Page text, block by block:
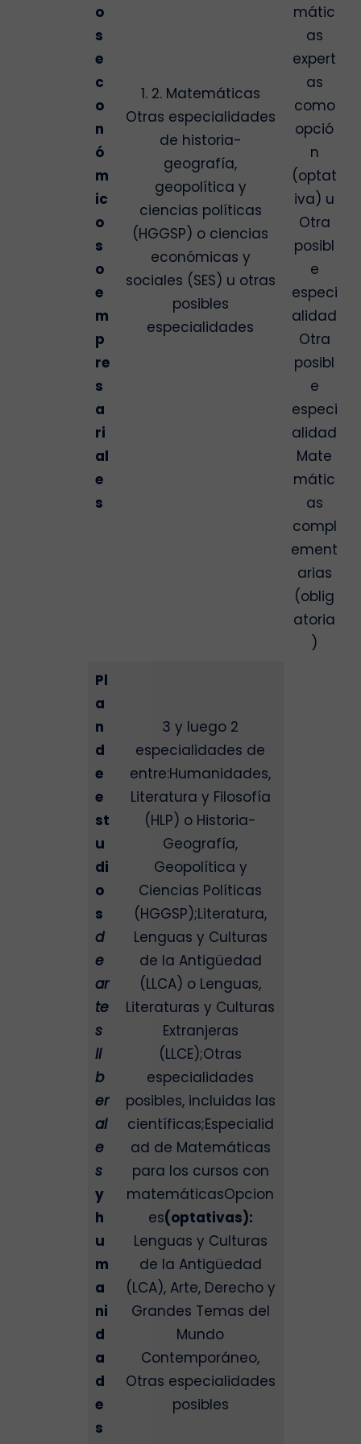
o
s
e
c
o
n
ó
m
ic
o
s
o
e
m
p
re
s
a
ri
al
e
s
1. 2. Matemáticas
Otras especialidades
de historia-
geografía,
geopolítica y
ciencias políticas
(HGGSP) o ciencias
económicas y
sociales (SES) u otras
posibles
especialidades
mátic
as
expert
as
como
opció
n
(optat
iva) u
Otra
posibl
e
especi
alidad
Otra
posibl
e
especi
alidad
Mate
mátic
as
compl
ement
arias
(oblig
atoria
)
Pl
a
n
d
e
e
st
u
di
o
s
d
e
ar
te
s
li
b
er
al
e
s
y
h
u
m
a
ni
d
a
d
e
s
3 y luego 2
especialidades de
entre:Humanidades,
Literatura y Filosofía
(HLP) o Historia-
Geografía,
Geopolítica y
Ciencias Políticas
(HGGSP);Literatura,
Lenguas y Culturas
de la Antigüedad
(LLCA) o Lenguas,
Literaturas y Culturas
Extranjeras
(LLCE);Otras
especialidades
posibles, incluidas las
científicas;Especialid
ad de Matemáticas
para los cursos con
matemáticasOpcion
es(optativas):
Lenguas y Culturas
de la Antigüedad
(LCA), Arte, Derecho y
Grandes Temas del
Mundo
Contemporáneo,
Otras especialidades
posibles